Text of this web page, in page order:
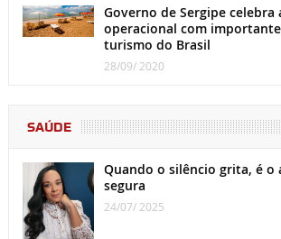
Governo de Sergipe celebra
operacional com
turismo do Brasil
28/09/ 2020
SAÚDE
Quando o silêncio grita, é o
segura
24/07/ 2025